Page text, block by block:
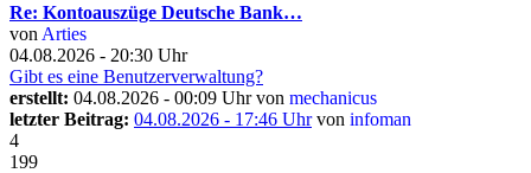
Re: Kontoauszüge Deutsche Bank…
von Arties
04.08.2026 - 20:30 Uhr
Gibt es eine Benutzerverwaltung?
erstellt: 04.08.2026 - 00:09 Uhr von mechanicus
letzter Beitrag: 04.08.2026 - 17:46 Uhrvon infoman
4
199